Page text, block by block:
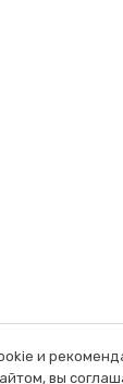
и
вы